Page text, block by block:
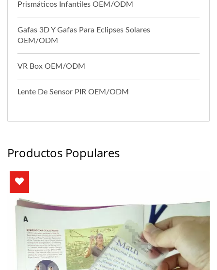
Prismáticos Infantiles OEM/ODM
Gafas 3D Y Gafas Para Eclipses Solares
OEM/ODM
VR Box OEM/ODM
Lente De Sensor PIR OEM/ODM
Productos Populares